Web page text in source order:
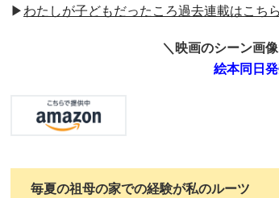
▶わたしが子どもだったころ過去連載はこちら
＼映画のシーン画
絵本同日
毎夏の祖母の家での経験が私のルーツ